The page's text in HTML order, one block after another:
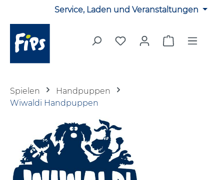
Zum Hauptinhalt springenService, Laden und Veranstaltungen
Du hast 0 Produkte auf
Warenkorb
Spielen
Handpuppen
Wiwaldi Handpuppen